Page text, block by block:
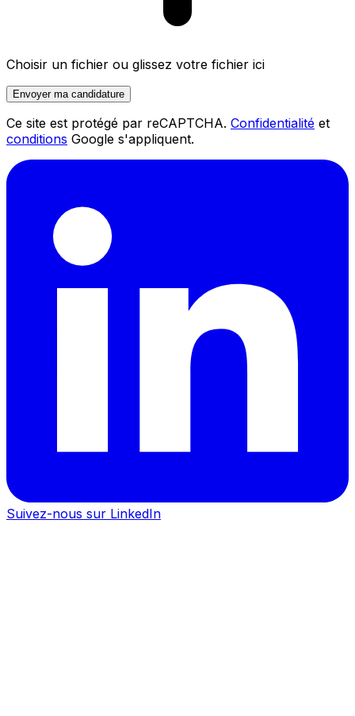
Choisir un fichier ou glissez votre fichier ici
Envoyer ma candidature
Ce site est protégé par reCAPTCHA. Confidentialité et
conditions Google s'appliquent.
Suivez-nous sur LinkedIn